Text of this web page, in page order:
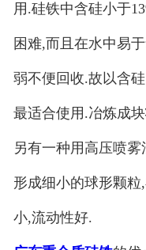
用.硅铁中含硅小于
困难,而且在水中易
弱不便回收.故以含
最适合使用.冶炼成
另有一种用高压喷
形成细小的球形颗
小,流动性好.